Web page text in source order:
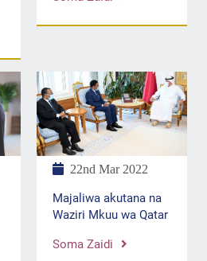
22nd Mar 2022
Majaliwa akutana na
Waziri Mkuu wa Qatar
Soma Zaidi